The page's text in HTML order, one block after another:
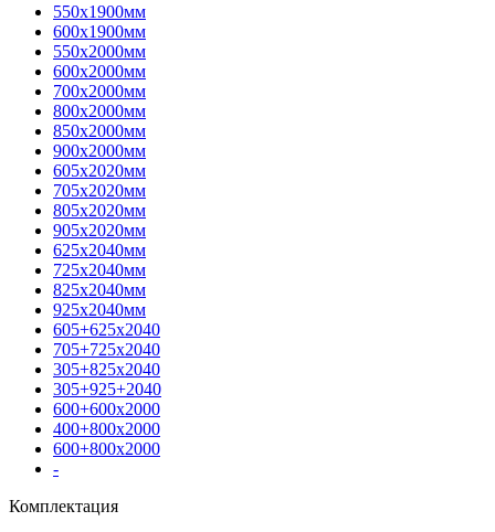
550х1900мм
600х1900мм
550х2000мм
600х2000мм
700х2000мм
800х2000мм
850х2000мм
900х2000мм
605х2020мм
705х2020мм
805х2020мм
905х2020мм
625х2040мм
725х2040мм
825х2040мм
925х2040мм
605+625х2040
705+725х2040
305+825х2040
305+925+2040
600+600х2000
400+800х2000
600+800х2000
-
Комплектация